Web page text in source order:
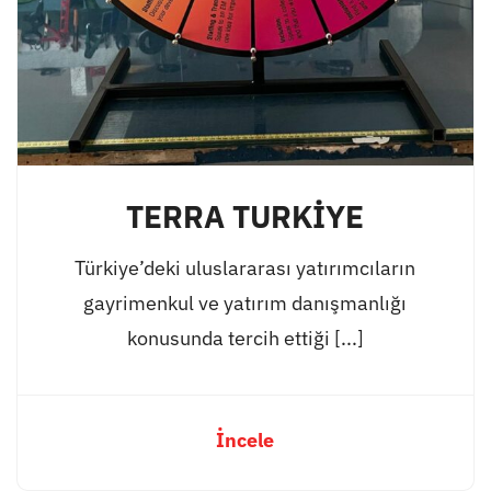
TERRA TURKİYE
Türkiye’deki uluslararası yatırımcıların
gayrimenkul ve yatırım danışmanlığı
konusunda tercih ettiği [...]
İncele